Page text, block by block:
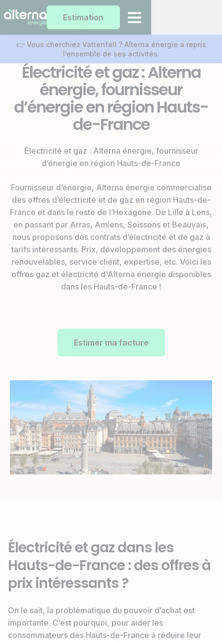
Estimation
👉 Vous cherchiez Vattenfall ? Alterna énergie a repris
l’ensemble de ses activités.
Électricité et gaz : Alterna
énergie, fournisseur
d’énergie en région Hauts-
de-France
Électricité et gaz : Alterna énergie, fournisseur
d’énergie en région Hauts-de-France
Fournisseur d’énergie, Alterna énergie commercialise
des offres d’électricité et de gaz en région Hauts-de-
France et dans le reste de l’Hexagone. De Lille à Lens,
en passant par Arras, Amiens, Soissons et Beauvais,
nous proposons des contrats d’électricité et de gaz à
tarifs intéressants. Prix, développement des énergies
renouvelables, service client, expertise, etc. Voici les
offres gaz et électricité d'Alterna énergie disponibles
dans les Hauts-de-France !
Estimer ma facture
Électricité et gaz dans les
Hauts-de-France : des offres à
prix intéressants ?
On le sait, la problématique du pouvoir d’achat est
importante. C’est pourquoi, pour aider les
consommateurs des Hauts-de-France à réduire leur